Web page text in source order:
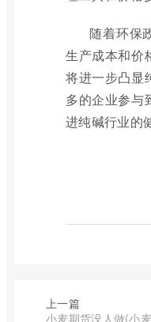
随着环保
生产成本和价
将进一步凸显
多的企业参与
进纯碱行业的
上一篇
小麦期货没人做(小